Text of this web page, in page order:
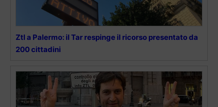
Ztl a Palermo: il Tar respinge il ricorso presentato da
200 cittadini